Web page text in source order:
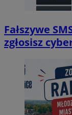
Fałszywe
zgłosisz